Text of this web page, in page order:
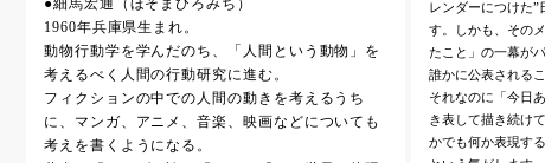
●細馬宏通（ほそまひろみち）
1960年兵庫県生まれ。
動物行動学を学んだのち、「人間という動物」を
考えるべく人間の行動研究に進む。
フィクションの中での人間の動きを考えるうち
に、マンガ、アニメ、音楽、映画などについても
考えを書くようになる。
レンダーにつけた”
す。しかも、その
たこと」の一幕が
誰かに公表される
それなのに「今日
き表して描き続け
かでも何か表現す